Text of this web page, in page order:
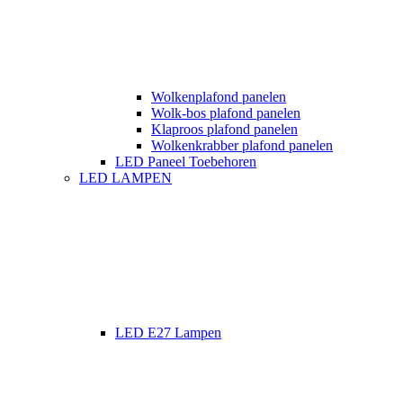
Wolkenplafond panelen
Wolk-bos plafond panelen
Klaproos plafond panelen
Wolkenkrabber plafond panelen
LED Paneel Toebehoren
LED LAMPEN
LED E27 Lampen